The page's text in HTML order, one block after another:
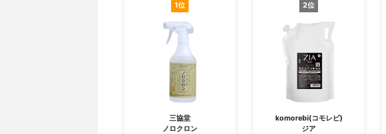
1位
三協堂
ノロクロン
2位
komorebi(コモレビ)
ジア